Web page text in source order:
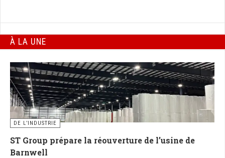
À LA UNE
DE L’INDUSTRIE
ST Group prépare la réouverture de l’usine de
Barnwell